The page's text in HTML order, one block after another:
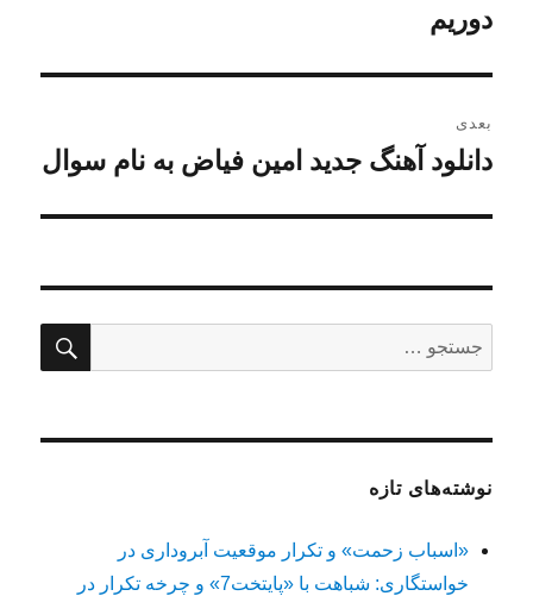
قبلی:
دوریم
بعدی
نوشته
دانلود آهنگ جدید امین فیاض به نام سوال
برای:
نوشته‌های تازه
«اسباب زحمت» و تکرار موقعیت آبروداری در
خواستگاری: شباهت با «پایتخت7» و چرخه تکرار در